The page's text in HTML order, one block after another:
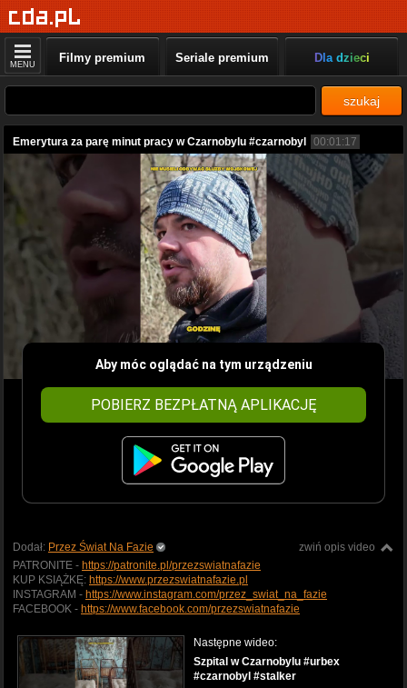
MENU Filmy premium Seriale premium Dla dzieci
szukaj
Emerytura za parę minut pracy w Czarnobylu #czarnobyl 00:01:17
Aby móc oglądać na tym urządzeniu
POBIERZ BEZPŁATNĄ APLIKACJĘ
zwiń opis video
Dodał: Przez Świat Na Fazie
PATRONITE - https://patronite.pl/przezswiatnafazie
KUP KSIĄŻKĘ: https://www.przezswiatnafazie.pl
INSTAGRAM - https://www.instagram.com/przez_swiat_na_fazie
FACEBOOK - https://www.facebook.com/przezswiatnafazie
Następne wideo:
Szpital w Czarnobylu #urbex
#czarnobyl #stalker